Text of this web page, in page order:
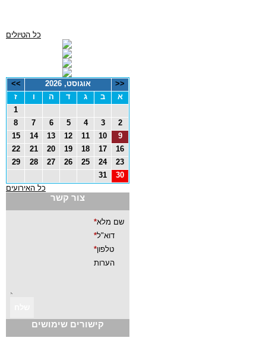
כל הטיולים
<< אוגוסט, 2026
>>
א
ב ג ד ה ו
ז
1
2
3
4
5
6
7
8
9
10
11
12
13
14
15
16
17
18
19
20
21
22
23
24
25
26
27
28
29
30
31
כל האירועים
צור קשר
קישורים שימושים